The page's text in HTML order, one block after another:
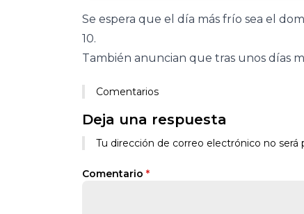
Se espera que el día más frío sea el
10.
También anuncian que tras unos días
Comentarios
Deja una respuesta
Tu dirección de correo electrónico no será
Comentario *